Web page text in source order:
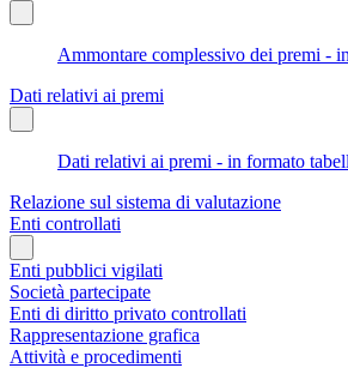
Ammontare complessivo dei premi -
Dati relativi ai premi
Dati relativi ai premi - in formato
Relazione sul sistema di valutazione
Enti controllati
Enti pubblici vigilati
Società partecipate
Enti di diritto privato controllati
Rappresentazione grafica
Attività e procedimenti